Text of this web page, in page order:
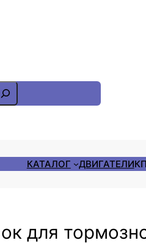
КАТАЛОГ ДВИГАТЕЛИ
для